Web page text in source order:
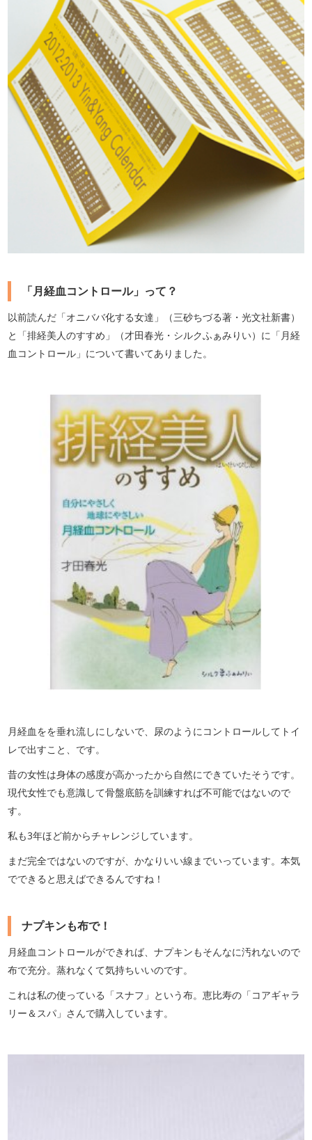
「月経血コントロール」って？
以前読んだ「オニババ化する女達」（三砂ちづる著・光文社新書）
と「排経美人のすすめ」（才田春光・シルクふぁみりい）に「月経
血コントロール」について書いてありました。
月経血をを垂れ流しにしないで、尿のようにコントロールしてトイ
レで出すこと、です。
昔の女性は身体の感度が高かったから自然にできていたそうです。
現代女性でも意識して骨盤底筋を訓練すれば不可能ではないので
す。
私も3年ほど前からチャレンジしています。
まだ完全ではないのですが、かなりいい線までいっています。本気
でできると思えばできるんですね！
ナプキンも布で！
月経血コントロールができれば、ナプキンもそんなに汚れないので
布で充分。蒸れなくて気持ちいいのです。
これは私の使っている「スナフ」という布。恵比寿の「コアギャラ
リー＆スパ」さんで購入しています。